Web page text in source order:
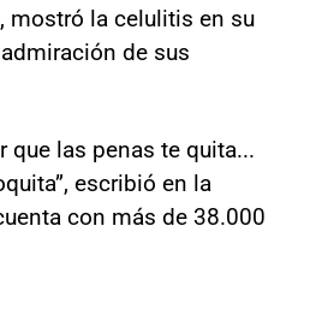
mostró la celulitis en su
de sus
que las penas te quita...
escribió en la
con más de 38.000